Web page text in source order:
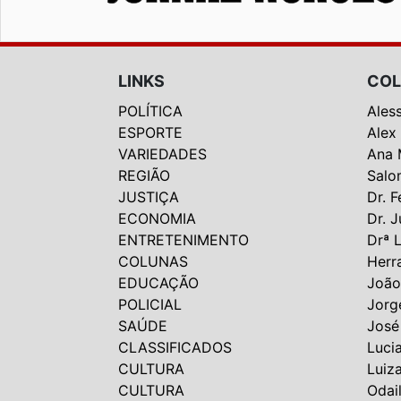
LINKS
POLÍTICA
ESPORTE
VARIEDADES
REGIÃO
JUSTIÇA
ECONOMIA
ENTRETENIMENTO
COLUNAS
EDUCAÇÃO
POLICIAL
SAÚDE
CLASSIFICADOS
CULTURA
CULTURA
Alex
Ana
Dr.
Dr.
Drª